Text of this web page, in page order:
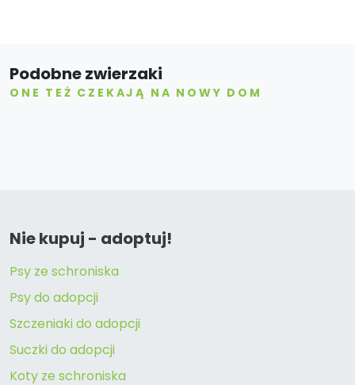
Podobne zwierzaki
ONE TEŻ CZEKAJĄ NA NOWY DOM
Nie kupuj - adoptuj!
Psy ze schroniska
Psy do adopcji
Szczeniaki do adopcji
Suczki do adopcji
Koty ze schroniska